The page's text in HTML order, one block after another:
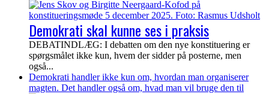
Demokrati skal kunne ses i praksis
DEBATINDLÆG: I debatten om den nye konstituering er
spørgsmålet ikke kun, hvem der sidder på posterne, men
også...
Demokrati handler ikke kun om, hvordan man organiserer
magten. Det handler også om, hvad man vil bruge den til